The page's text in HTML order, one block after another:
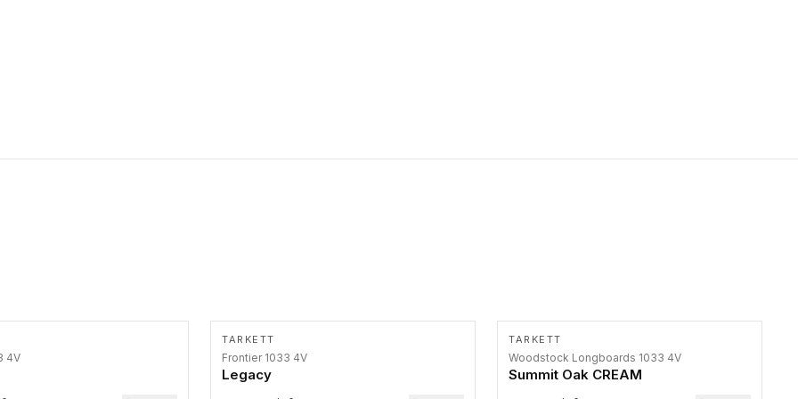
4V
TARKETT
Frontier 1033 4V
Legacy
TARKETT
Woodstock Longboards 1033 4V
Summit Oak CREAM